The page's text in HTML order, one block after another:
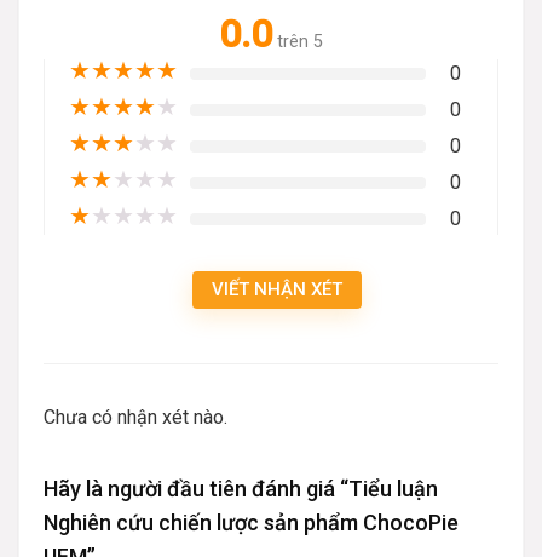
0.0 trên 5
★★★★★ 0
★★★★★ 0
★★★★★ 0
★★★★★ 0
★★★★★ 0
VIẾT NHẬN XÉT
Chưa có nhận xét nào.
Hãy là người đầu tiên đánh giá “Tiểu luận
Nghiên cứu chiến lược sản phẩm ChocoPie